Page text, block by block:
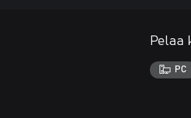
Pelaa
PC